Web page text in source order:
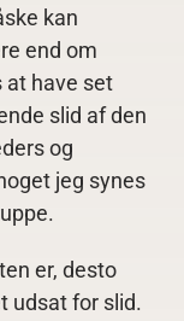
kan
end om
at have set
slid af den
og
jeg synes
er, desto
udsat for slid.